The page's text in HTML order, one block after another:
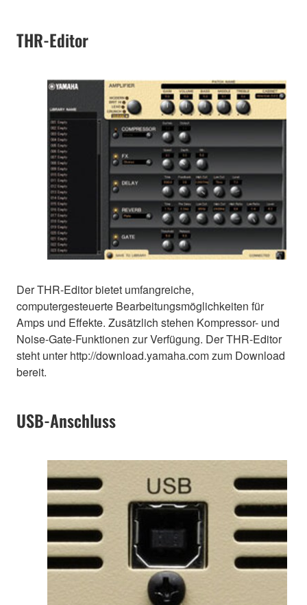
THR-Editor
Der THR-Editor bietet umfangreiche,
computergesteuerte Bearbeitungsmöglichkeiten für
Amps und Effekte. Zusätzlich stehen Kompressor- und
Noise-Gate-Funktionen zur Verfügung. Der THR-Editor
steht unter http://download.yamaha.com zum Download
bereit.
USB-Anschluss